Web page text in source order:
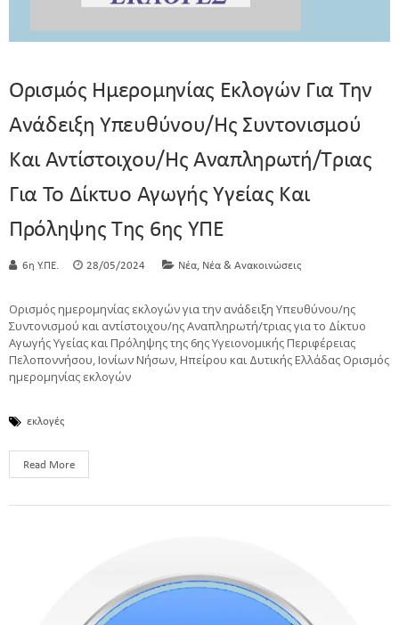
Ορισμός Ημερομηνίας Εκλογών Για Την
Ανάδειξη Υπευθύνου/ης Συντονισμού
Και Αντίστοιχου/ης Αναπληρωτή/τριας
Για Το Δίκτυο Αγωγής Υγείας Και
Πρόληψης Της 6ης ΥΠΕ
6η Υ.ΠΕ. 28/05/2024 Νέα, Νέα & Ανακοινώσεις
Ορισμός ημερομηνίας εκλογών για την ανάδειξη Υπευθύνου/ης
Συντονισμού και αντίστοιχου/ης Αναπληρωτή/τριας για το Δίκτυο
Αγωγής Υγείας και Πρόληψης της 6ης Υγειονομικής Περιφέρειας
Πελοποννήσου, Ιονίων Νήσων, Ηπείρου και Δυτικής Ελλάδας Ορισμός
ημερομηνίας εκλογών
εκλογές
Read More